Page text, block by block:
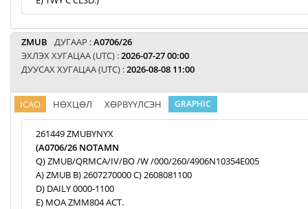
ZMUB ДУГААР :A0706/26
ЭХЛЭХ ХУГАЦАА (UTC) :2026-07-27 00:00
ДУУСАХ ХУГАЦАА (UTC) :2026-08-08 11:00
ICAO НӨХЦӨЛ ХӨРВҮҮЛСЭН GRAPHIC
261449 ZMUBYNYX
(A0706/26 NOTAMN
Q) ZMUB/QRMCA/IV/BO /W /000/260/4906N10354E005
A) ZMUB B) 2607270000 C) 2608081100
D) DAILY 0000-1100
E) MOA ZMM804 ACT.